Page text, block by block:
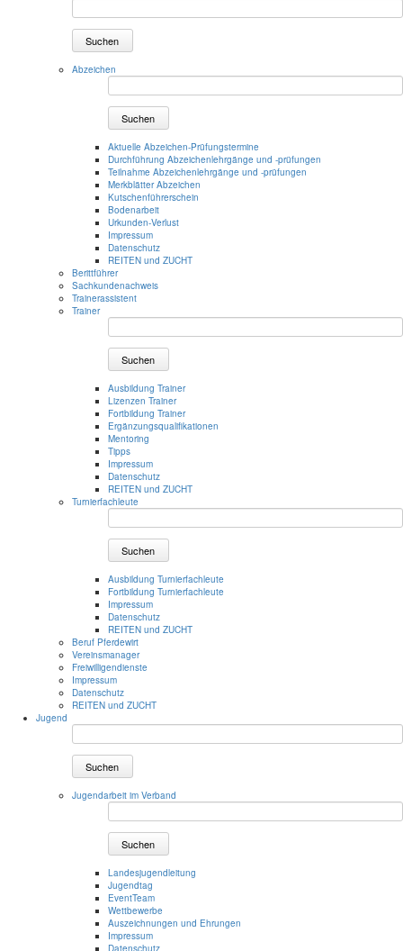
Suchen
Abzeichen
Suchen
Aktuelle Abzeichen-Prüfungstermine
Durchführung Abzeichenlehrgänge und -prüfungen
Teilnahme Abzeichenlehrgänge und -prüfungen
Merkblätter Abzeichen
Kutschenführerschein
Bodenarbeit
Urkunden-Verlust
Impressum
Datenschutz
REITEN und ZUCHT
Berittführer
Sachkundenachweis
Trainerassistent
Trainer
Suchen
Ausbildung Trainer
Lizenzen Trainer
Fortbildung Trainer
Ergänzungsqualifikationen
Mentoring
Tipps
Impressum
Datenschutz
REITEN und ZUCHT
Turnierfachleute
Suchen
Ausbildung Turnierfachleute
Fortbildung Turnierfachleute
Impressum
Datenschutz
REITEN und ZUCHT
Beruf Pferdewirt
Vereinsmanager
Freiwilligendienste
Impressum
Datenschutz
REITEN und ZUCHT
Jugend
Suchen
Jugendarbeit im Verband
Suchen
Landesjugendleitung
Jugendtag
EventTeam
Wettbewerbe
Auszeichnungen und Ehrungen
Impressum